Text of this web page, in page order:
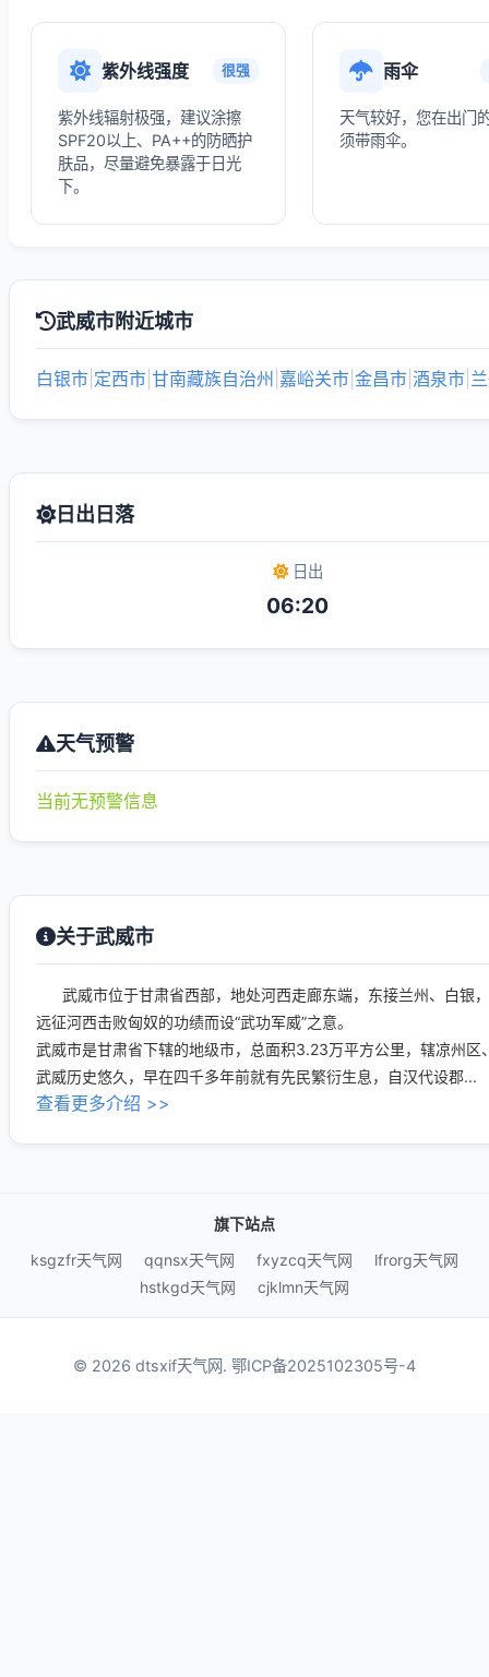
紫外线强度 很强
紫外线辐射极强，建议涂擦
SPF20以上、PA++的防晒护
肤品，尽量避免暴露于日光
下。
雨伞
天气较好，您在出门
须带雨伞。
武威市附近城市
白银市 定西市 甘南藏族自治州 嘉峪关市 金昌市 酒泉市
日出日落
日出
06:20
天气预警
当前无预警信息
关于武威市
武威市位于甘肃省西部，地处河西走廊东端，东接兰州、白银
远征河西击败匈奴的功绩而设“武功军威”之意。
武威市是甘肃省下辖的地级市，总面积3.23万平方公里，辖凉州
武威历史悠久，早在四千多年前就有先民繁衍生息，自汉代设郡...
查看更多介绍 >>
旗下站点
ksgzfr天气网
qqnsx天气网 fxyzcq天气网
lfrorg天气网
hstkgd天气网
cjklmn天气网
© 2026 dtsxif天气网. 鄂ICP备2025102305号-4